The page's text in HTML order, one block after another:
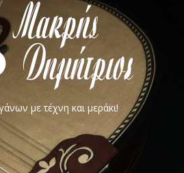
με τέχνη και μεράκι!